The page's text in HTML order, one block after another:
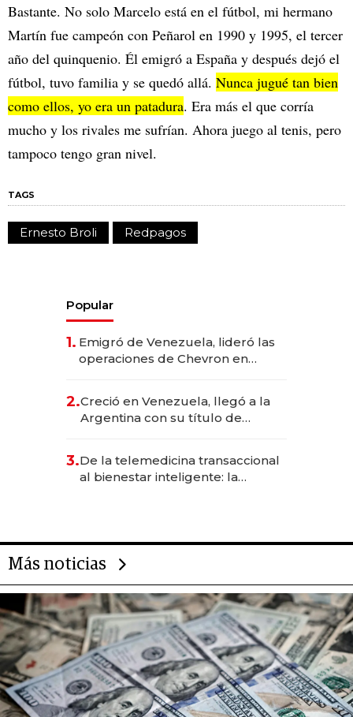
Bastante. No solo Marcelo está en el fútbol, mi hermano
Martín fue campeón con Peñarol en 1990 y 1995, el tercer
año del quinquenio. Él emigró a España y después dejó el
fútbol, tuvo familia y se quedó allá. Nunca jugué tan bien
como ellos, yo era un patadura. Era más el que corría
mucho y los rivales me sufrían. Ahora juego al tenis, pero
tampoco tengo gran nivel.
TAGS
Ernesto Broli Redpagos
Popular
1. Emigró de Venezuela, lideró las
operaciones de Chevron en
2.Creció en Venezuela, llegó a la
Argentina con su título de
las marcas "fast premium"
3.De la telemedicina transaccional
al bienestar inteligente: la
Más noticias